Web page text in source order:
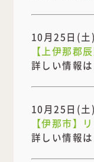
10月25日(
【上伊那郡
詳しい情報
10月25日(
【伊那市】
詳しい情報